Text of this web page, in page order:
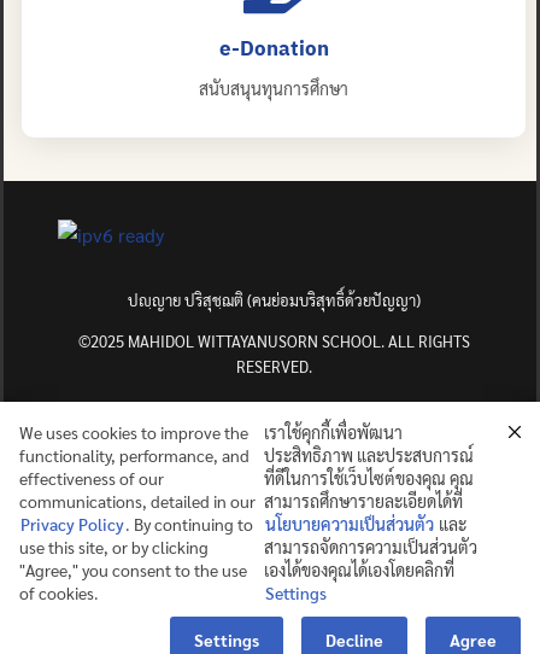
e-Donation
สนับสนุนทุนการศึกษา
ปญฺญาย ปริสุชฺฌติ (คนย่อมบริสุทธิ์ด้วยปัญญา)
©2025 MAHIDOL WITTAYANUSORN SCHOOL. ALL RIGHTS
RESERVED.
We uses cookies to improve the
functionality, performance, and
effectiveness of our
communications, detailed in our
Privacy Policy. By continuing to
use this site, or by clicking
"Agree," you consent to the use
of cookies.
เราใช้คุกกี้เพื่อพัฒนา
ประสิทธิภาพ และประสบการณ์
ที่ดีในการใช้เว็บไซต์ของคุณ คุณ
สามารถศึกษารายละเอียดได้ที่
นโยบายความเป็นส่วนตัว และ
สามารถจัดการความเป็นส่วนตัว
เองได้ของคุณได้เองโดยคลิกที่
Settings
Settings Decline Agree
Contact us